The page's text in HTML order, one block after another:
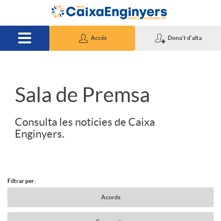
Salta al contingut principal
Accés Dona't d'alta
S
d
Sala de Premsa
Consulta les notícies de Caixa
Enginyers.
N
Filtrar per:
Acords